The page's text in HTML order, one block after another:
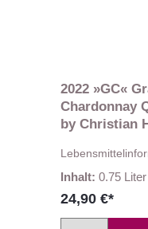
2022 »GC«
Chardonnay
by Christian
Inhalt: 0.75 Liter
24,90 €*